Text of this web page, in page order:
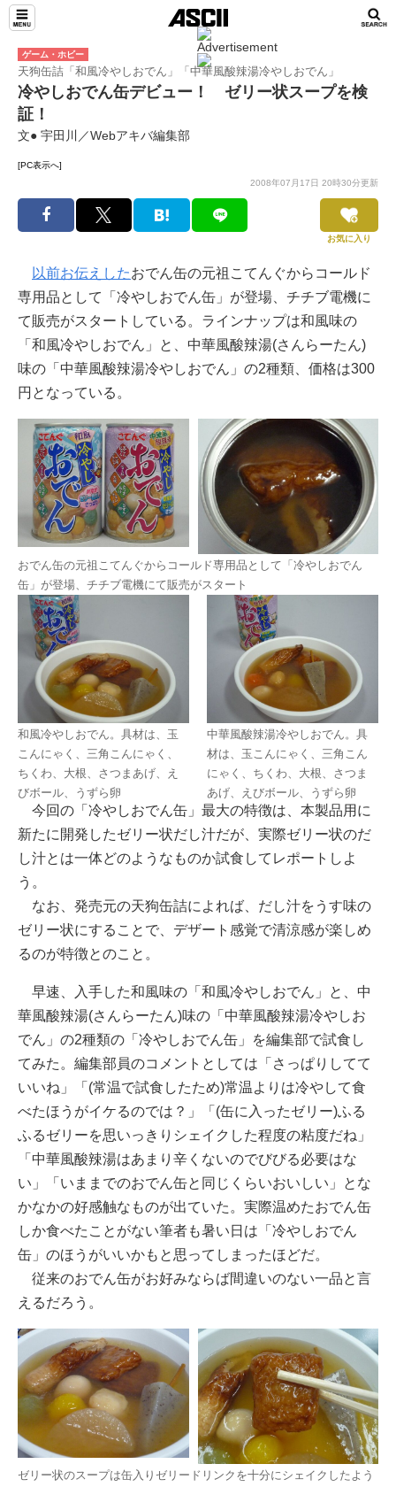
ゲーム・ホビー
天狗缶詰「和風冷やしおでん」「中華風酸辣湯冷やしおでん」
冷やしおでん缶デビュー！ ゼリー状スープを検
証！
文● 宇田川／Webアキバ編集部
[PC表示へ]
2008年07月17日 20時30分更新
お気に入り
以前お伝えしたおでん缶の元祖こてんぐからコールド
専用品として「冷やしおでん缶」が登場、チチブ電機に
て販売がスタートしている。ラインナップは和風味の
「和風冷やしおでん」と、中華風酸辣湯(さんらーたん)
味の「中華風酸辣湯冷やしおでん」の2種類、価格は300
円となっている。
おでん缶の元祖こてんぐからコールド専用品として「冷やしおでん
缶」が登場、チチブ電機にて販売がスタート
和風冷やしおでん。具材は、玉
こんにゃく、三角こんにゃく、
ちくわ、大根、さつまあげ、え
びボール、うずら卵
中華風酸辣湯冷やしおでん。具
材は、玉こんにゃく、三角こん
にゃく、ちくわ、大根、さつま
あげ、えびボール、うずら卵
今回の「冷やしおでん缶」最大の特徴は、本製品用に
新たに開発したゼリー状だし汁だが、実際ゼリー状のだ
し汁とは一体どのようなものか試食してレポートしよ
う。
なお、発売元の天狗缶詰によれば、だし汁をうす味の
ゼリー状にすることで、デザート感覚で清涼感が楽しめ
るのが特徴とのこと。
早速、入手した和風味の「和風冷やしおでん」と、中
華風酸辣湯(さんらーたん)味の「中華風酸辣湯冷やしお
でん」の2種類の「冷やしおでん缶」を編集部で試食し
てみた。編集部員のコメントとしては「さっぱりしてて
いいね」「(常温で試食したため)常温よりは冷やして食
べたほうがイケるのでは？」「(缶に入ったゼリー)ふる
ふるゼリーを思いっきりシェイクした程度の粘度だね」
「中華風酸辣湯はあまり辛くないのでびびる必要はな
い」「いままでのおでん缶と同じくらいおいしい」とな
かなかの好感触なものが出ていた。実際温めたおでん缶
しか食べたことがない筆者も暑い日は「冷やしおでん
缶」のほうがいいかもと思ってしまったほどだ。
従来のおでん缶がお好みならば間違いのない一品と言
えるだろう。
ゼリー状のスープは缶入りゼリードリンクを十分にシェイクしたよう